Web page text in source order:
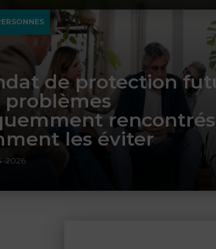
2026
de protection
problèmes
les éviter